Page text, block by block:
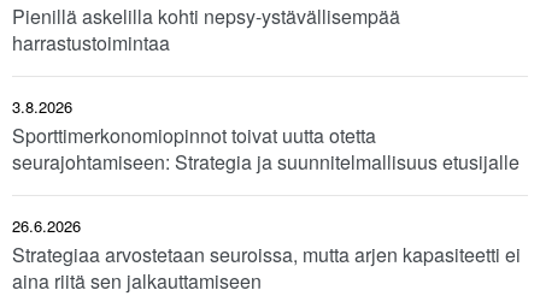
Pienillä askelilla kohti nepsy-ystävällisempää
harrastustoimintaa
3.8.2026
Sporttimerkonomiopinnot toivat uutta otetta
seurajohtamiseen: Strategia ja suunnitelmallisuus etusijalle
26.6.2026
Strategiaa arvostetaan seuroissa, mutta arjen kapasiteetti ei
aina riitä sen jalkauttamiseen